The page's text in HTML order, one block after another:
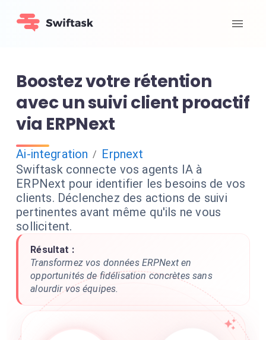
Boostez votre rétention
avec un suivi client proactif
via ERPNext
Ai-integration / Erpnext
Swiftask connecte vos agents IA à
ERPNext pour identifier les besoins de vos
clients. Déclenchez des actions de suivi
pertinentes avant même qu'ils ne vous
sollicitent.
Résultat :
Transformez vos données ERPNext en
opportunités de fidélisation concrètes sans
alourdir vos équipes.